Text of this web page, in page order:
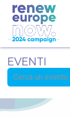
EVENTI